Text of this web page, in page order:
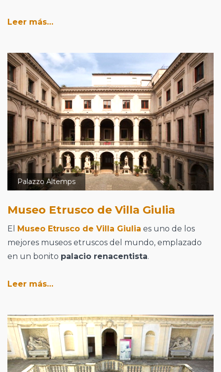
Leer más…
Palazzo Altemps
Museo Etrusco de Villa Giulia
El Museo Etrusco de Villa Giulia es uno de los
mejores museos etruscos del mundo, emplazado
en un bonito palacio renacentista.
Leer más…